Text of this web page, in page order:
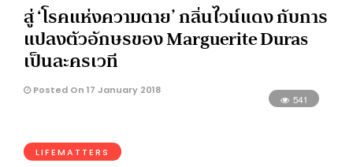
สู่ ‘โรคแห่งความตาย’ กลิ่นไวน์แดง กับการ
แปลงตัวอักษรของ Marguerite Duras
เป็นละครเวที
Posted On 17 January 2018
541
LIFEMATTERS